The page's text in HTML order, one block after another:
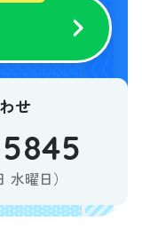
せ
曜日）